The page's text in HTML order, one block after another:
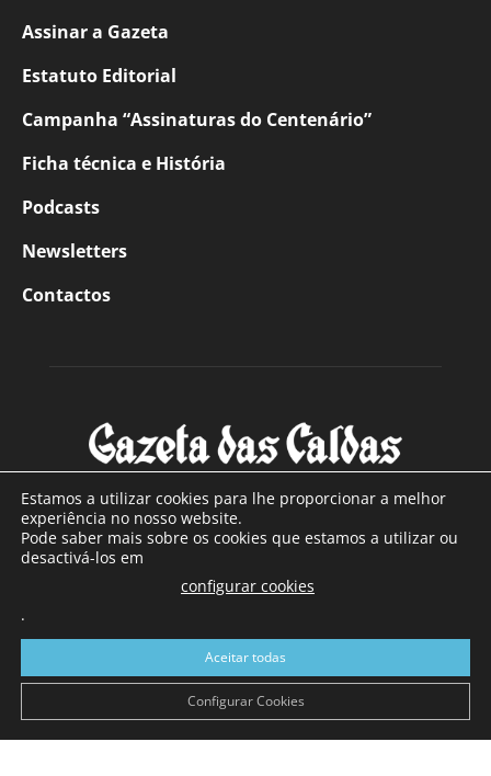
Assinar a Gazeta
Estatuto Editorial
Campanha “Assinaturas do Centenário”
Ficha técnica e História
Podcasts
Newsletters
Contactos
SOBRE NÓS
Com sede nas Caldas da Rainha e mais de 90 anos de
a sul de distrito de Leiria, com mais de 40.000 leitores por
toda a região Oeste. Jornal com distribuição em Portugal
Continental e assinatura online.
Estamos a utilizar cookies para lhe proporcionar a melhor
experiência no nosso website.
Pode saber mais sobre os cookies que estamos a utilizar ou
desactivá-los em
configurar cookies
.
Aceitar todas
Configurar Cookies